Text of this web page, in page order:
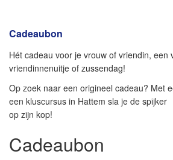
Cadeaubon
Hét cadeau voor je vrouw of vriendin, een
vriendinnenuitje of zussendag!
Op zoek naar een origineel cadeau? Met
een kluscursus in Hattem sla je de spijker
op zijn kop!
Cadeaubon